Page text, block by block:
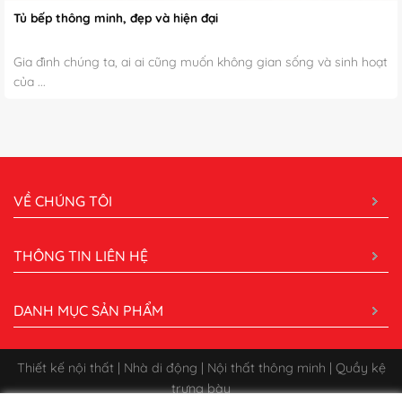
Tủ bếp thông minh, đẹp và hiện đại
Gia đình chúng ta, ai ai cũng muốn không gian sống và sinh hoạt
của ...
VỀ CHÚNG TÔI
THÔNG TIN LIÊN HỆ
DANH MỤC SẢN PHẨM
Thiết kế nội thất | Nhà di động | Nội thất thông minh | Quầy kệ
trưng bày